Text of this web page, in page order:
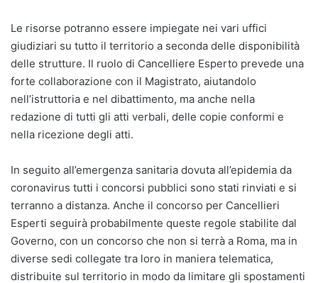
Le risorse potranno essere impiegate nei vari uffici
giudiziari su tutto il territorio a seconda delle disponibilità
delle strutture. Il ruolo di Cancelliere Esperto prevede una
forte collaborazione con il Magistrato, aiutandolo
nell’istruttoria e nel dibattimento, ma anche nella
redazione di tutti gli atti verbali, delle copie conformi e
nella ricezione degli atti.
In seguito all’emergenza sanitaria dovuta all’epidemia da
coronavirus tutti i concorsi pubblici sono stati rinviati e si
terranno a distanza. Anche il concorso per Cancellieri
Esperti seguirà probabilmente queste regole stabilite dal
Governo, con un concorso che non si terrà a Roma, ma in
diverse sedi collegate tra loro in maniera telematica,
distribuite sul territorio in modo da limitare gli spostamenti